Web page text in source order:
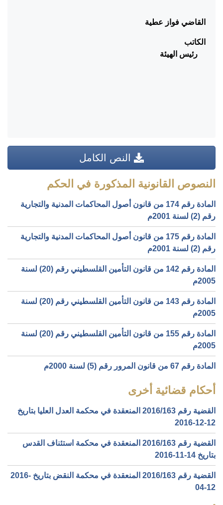
القاضي فواز عطية
الكاتب
رئيس الهيئة
النص الكامل
النصوص القانونية المذكورة في الحكم
المادة رقم 174 من قانون أصول المحاكمات المدنية والتجارية
رقم (2) لسنة 2001م
المادة رقم 175 من قانون أصول المحاكمات المدنية والتجارية
رقم (2) لسنة 2001م
المادة رقم 142 من قانون التأمين القلسطيني رقم (20) لسنة
2005م
المادة رقم 143 من قانون التأمين القلسطيني رقم (20) لسنة
2005م
المادة رقم 155 من قانون التأمين القلسطيني رقم (20) لسنة
2005م
المادة رقم 67 من قانون المرور رقم (5) لسنة 2000م
أحكام قضائية أخرى
القضية رقم ‎163‏/‎2016‏ المنعقدة في محكمة العدل العليا بتاريخ
‎2016-12-12‏
القضية رقم ‎163‏/‎2016‏ المنعقدة في محكمة استئناف القدس
بتاريخ ‎2016-11-14‏
القضية رقم ‎163‏/‎2016‏ المنعقدة في محكمة النقض بتاريخ ‎2016-
04-12‏